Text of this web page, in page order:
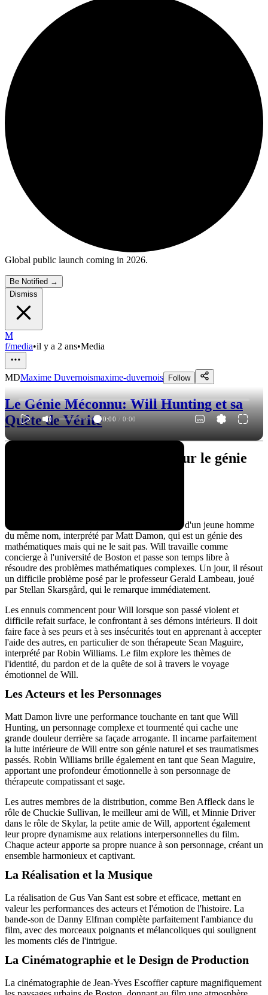
Global public launch coming in 2026.
Be Notified →
Dismiss
M
f/media•il y a 2 ans•Media
MDMaxime Duvernoismaxime-duvernois Follow
Le Génie Méconnu: Will Hunting et sa
Quête de Vérité0:00 / 0:00
"Will Hunting": Un regard sur le génie
"Will Hunting" est un film qui raconte l'histoire d'un jeune homme
du même nom, interprété par Matt Damon, qui est un génie des
mathématiques mais qui ne le sait pas. Will travaille comme
concierge à l'université de Boston et passe son temps libre à
résoudre des problèmes mathématiques complexes. Un jour, il résout
un difficile problème posé par le professeur Gerald Lambeau, joué
par Stellan Skarsgård, qui le remarque immédiatement.
Les ennuis commencent pour Will lorsque son passé violent et
difficile refait surface, le confrontant à ses démons intérieurs. Il doit
faire face à ses peurs et à ses insécurités tout en apprenant à accepter
l'aide des autres, en particulier de son thérapeute Sean Maguire,
interprété par Robin Williams. Le film explore les thèmes de
l'identité, du pardon et de la quête de soi à travers le voyage
émotionnel de Will.
Les Acteurs et les Personnages
Matt Damon livre une performance touchante en tant que Will
Hunting, un personnage complexe et tourmenté qui cache une
grande douleur derrière sa façade arrogante. Il incarne parfaitement
la lutte intérieure de Will entre son génie naturel et ses traumatismes
passés. Robin Williams brille également en tant que Sean Maguire,
apportant une profondeur émotionnelle à son personnage de
thérapeute compatissant et sage.
Les autres membres de la distribution, comme Ben Affleck dans le
rôle de Chuckie Sullivan, le meilleur ami de Will, et Minnie Driver
dans le rôle de Skylar, la petite amie de Will, apportent également
leur propre dynamisme aux relations interpersonnelles du film.
Chaque acteur apporte sa propre nuance à son personnage, créant un
ensemble harmonieux et captivant.
La Réalisation et la Musique
La réalisation de Gus Van Sant est sobre et efficace, mettant en
valeur les performances des acteurs et l'émotion de l'histoire. La
bande-son de Danny Elfman complète parfaitement l'ambiance du
film, avec des morceaux poignants et mélancoliques qui soulignent
les moments clés de l'intrigue.
La Cinématographie et le Design de Production
La cinématographie de Jean-Yves Escoffier capture magnifiquement